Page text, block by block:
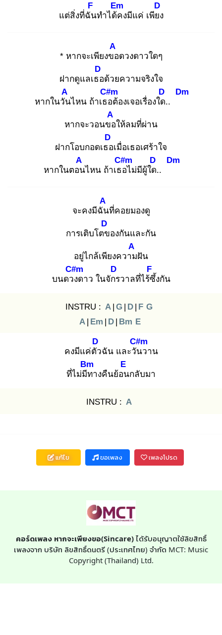
แต่สิ่งที่ฉัน
F
ทำได้ค
Em
งมีแค่ เพียง
D
* หากจะเพียงขอ
A
ดวงดาวใดๆ
ฝากดูแลเธอ
D
ด้วยความจริงใจ
หากในวัน
A
ไหน ถ้าเธอ
C#m
ต้องเจอเรื่องใด.
D
.
Dm
หากจะวอนขอ
A
ให้ลมที่ผ่าน
ฝากโอบกอดเธอ
D
เมื่อเธอเศร้าใจ
หากในตอน
A
ไหน ถ้าเธอ
C#m
ไม่มีผู้ใด.
D
.
Dm
จะคงมีฉัน
A
ที่คอยมองดู
การเติบโตข
D
องกันและกัน
อยู่ไกล้เพียงความ
A
ฝัน
บนดวง
C#m
ดาว ในจักร
D
วาลที่ไร้ซึ้
F
งกัน
INSTRU : A | G | D | F G
A | Em | D | Bm E
คงมีแค่ตัว
D
ฉัน และวัน
C#m
วาน
ที่ไม่มีท
Bm
างคืนย้อน
E
กลับมา
INSTRU : A
แก้ไข ขอเพลง เพลงโปรด
คอร์ดเพลง หากจะเพียงขอ(Sincare)ได้รับอนุญาตใช้ลิขสิทธิ์
เพลงจาก บริษัท ลิขสิทธิ์ดนตรี (ประเทศไทย) จำกัด MCT: Music
Copyright (Thailand) Ltd.